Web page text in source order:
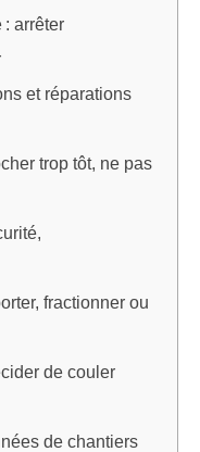
: arrêter
et réparations
trop tôt, ne pas
fractionner ou
de couler
de chantiers